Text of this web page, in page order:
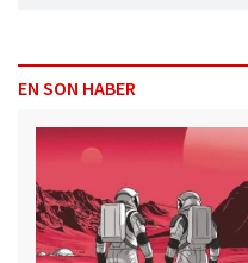
EN SON HABER